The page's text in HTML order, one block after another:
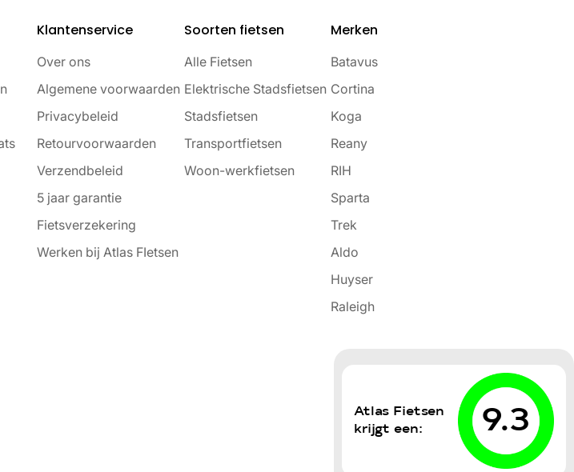
Klantenservice
Over ons
Algemene voorwaarden
Privacybeleid
Retourvoorwaarden
Verzendbeleid
5 jaar garantie
Fietsverzekering
Werken bij Atlas FIetsen
Soorten fietsen
Alle Fietsen
Elektrische Stadsfietsen
Stadsfietsen
Transportfietsen
Woon-werkfietsen
Merken
Batavus
Cortina
Koga
Reany
RIH
Sparta
Trek
Aldo
Huyser
Raleigh